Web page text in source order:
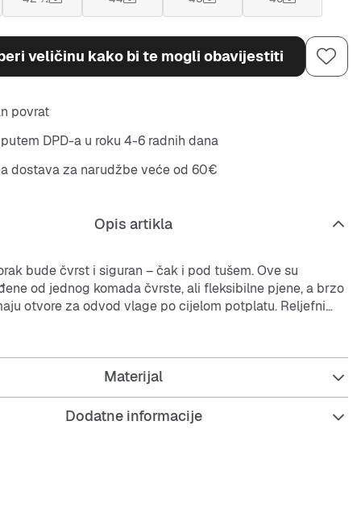
veličinu kako bi te mogli obavijestiti
povrat
DPD-a u roku 4-6 radnih dana
dostava za narudžbe veće od 60€
Opis artikla
bude čvrst i siguran – čak i pod tušem. Ove su
od jednog komada čvrste, ali fleksibilne pjene, a brzo
otvore za odvod vlage po cijelom potplatu. Reljefni
dodatnu trakciju na potplatu, a istovremeno vam
retrostilu.
ležište stopala mekano je i pruža potporu.
riblje kosti na pjenastom vanjskom potplatu
trakciju.
Materijal
Dodatne informacije